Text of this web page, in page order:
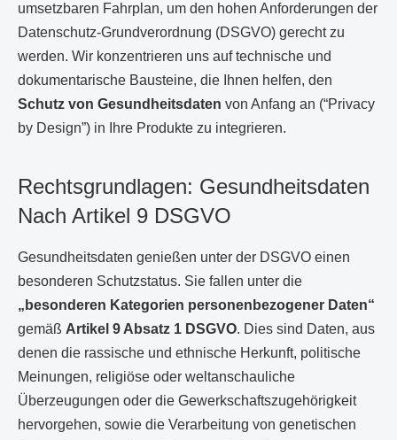
umsetzbaren Fahrplan, um den hohen Anforderungen der
Datenschutz-Grundverordnung (DSGVO) gerecht zu
werden. Wir konzentrieren uns auf technische und
dokumentarische Bausteine, die Ihnen helfen, den
Schutz von Gesundheitsdaten von Anfang an (“Privacy
by Design”) in Ihre Produkte zu integrieren.
Rechtsgrundlagen: Gesundheitsdaten
Nach Artikel 9 DSGVO
Gesundheitsdaten genießen unter der DSGVO einen
besonderen Schutzstatus. Sie fallen unter die
„besonderen Kategorien personenbezogener Daten“
gemäß Artikel 9 Absatz 1 DSGVO. Dies sind Daten, aus
denen die rassische und ethnische Herkunft, politische
Meinungen, religiöse oder weltanschauliche
Überzeugungen oder die Gewerkschaftszugehörigkeit
hervorgehen, sowie die Verarbeitung von genetischen